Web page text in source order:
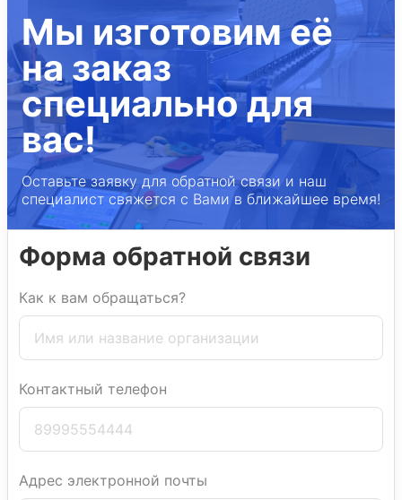
Мы изготовим её
на заказ
специально для
вас!
Оставьте заявку для обратной связи и наш
специалист свяжется с Вами в ближайшее время!
Форма обратной связи
Как к вам обращаться?
Контактный телефон
Адрес электронной почты